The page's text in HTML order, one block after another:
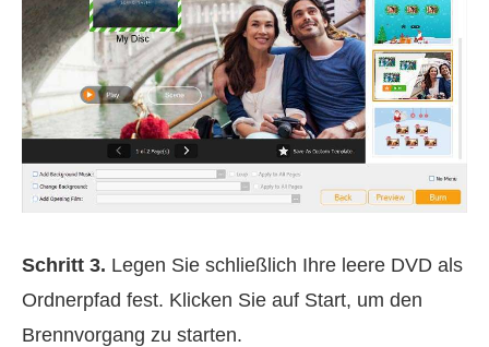
Schritt 3. Legen Sie schließlich Ihre leere DVD als
Ordnerpfad fest. Klicken Sie auf Start, um den
Brennvorgang zu starten.